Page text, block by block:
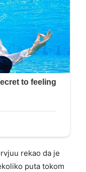
rekao da je
puta tokom